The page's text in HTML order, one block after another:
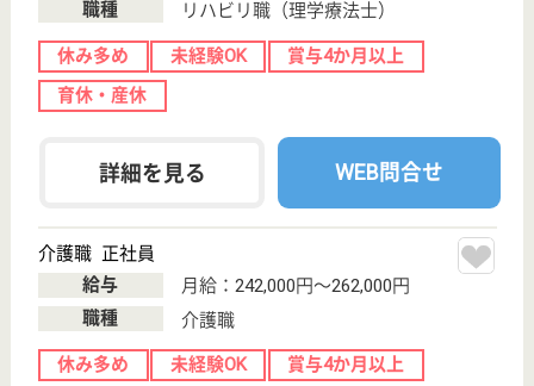
育休・産休
駅徒歩10分以内
詳細を見る WEB問合せ
現在の検索条件
エリア・駅
神奈川県/横浜市磯子区
こだわり条件
未経験OK
変更